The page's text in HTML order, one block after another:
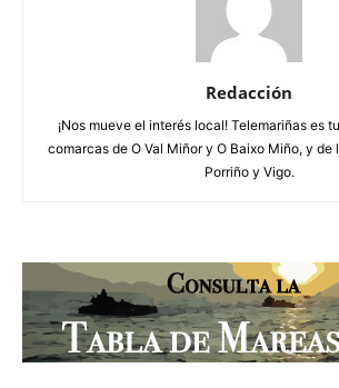
Redacción
¡Nos mueve el interés local! Telemariñas es
comarcas de O Val Miñor y O Baixo Miño, y de
Porriño y Vigo.